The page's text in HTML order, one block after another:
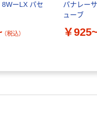
ーLX パセ
（税込）
パナレー
ューブ
￥925~